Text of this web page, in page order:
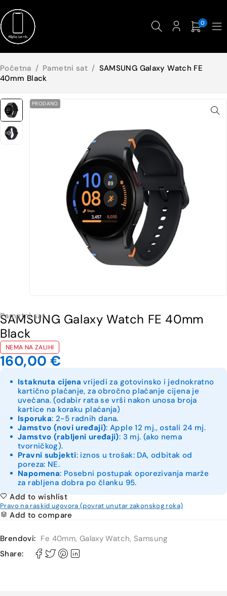
0
Početna / Pametni sat / SAMSUNG Galaxy Watch FE
40mm Black
PRODANO
Pametni sat
SAMSUNG Galaxy Watch FE 40mm
Black
NEMA NA ZALIHI
160,00 €
Istaknuta cijena vrijedi za gotovinsko i jednokratno
kartično plaćanje, za obročno plaćanje cijena je
uvećana. (odabir rata se vrši nakon unosa broja
kartice na koraku plaćanja)
Isporuka: 2-5 radnih dana.
Jamstvo (novi uređaji): Apple 12 mj., ostali 24 mj.
Jamstvo (rabljeni uređaji): 3 mj. (ako nema
tvorničkog).
Pravni subjekti: iznos u trošak: DA, odbitak od
poreza: NE.
Napomena: Posebni postupak oporezivanja marže
za rabljena dobra po članku 95.
Add to wishlist
Pravo na raskid ugovora (povrat unutar zakonskog roka)
Add to compare
Brendovi: Fe 40mm, Galaxy Watch, Samsung
Share: